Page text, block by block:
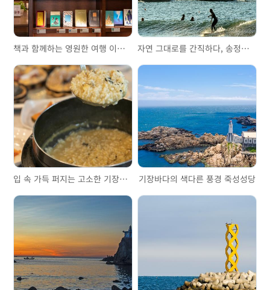
책과 함께하는 영원한 여행 이터널저니 자연 그대로를 간직하다, 송정해수욕장
입 속 가득 퍼지는 고소한 기장바다, 전복죽 기장바다의 색다른 풍경 죽성성당